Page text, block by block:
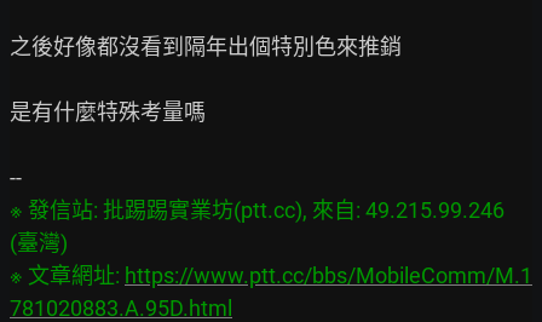
之後好像都沒看到隔年出個特別色來推銷
是有什麼特殊考量嗎
※ 發信站: 批踢踢實業坊(ptt.cc), 來自: 49.215.99.246
(臺灣)
※ 文章網址: https://www.ptt.cc/bbs/MobileComm/M.1
781020883.A.95D.html